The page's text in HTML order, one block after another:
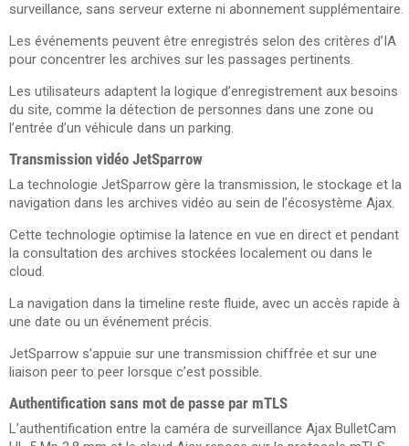
surveillance, sans serveur externe ni abonnement supplémentaire.
Les événements peuvent être enregistrés selon des critères d’IA
pour concentrer les archives sur les passages pertinents.
Les utilisateurs adaptent la logique d’enregistrement aux besoins
du site, comme la détection de personnes dans une zone ou
l’entrée d’un véhicule dans un parking.
Transmission vidéo JetSparrow
La technologie JetSparrow gère la transmission, le stockage et la
navigation dans les archives vidéo au sein de l’écosystème Ajax.
Cette technologie optimise la latence en vue en direct et pendant
la consultation des archives stockées localement ou dans le
cloud.
La navigation dans la timeline reste fluide, avec un accès rapide à
une date ou un événement précis.
JetSparrow s’appuie sur une transmission chiffrée et sur une
liaison peer to peer lorsque c’est possible.
Authentification sans mot de passe par mTLS
L’authentification entre la caméra de surveillance Ajax BulletCam